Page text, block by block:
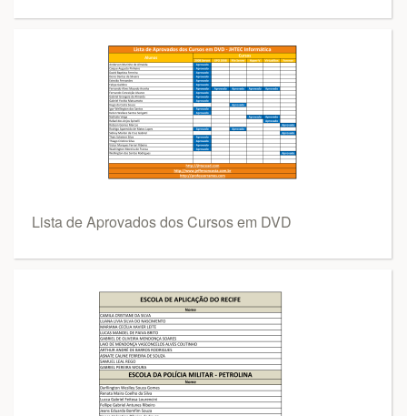
Lista de Aprovados dos Cursos em DVD